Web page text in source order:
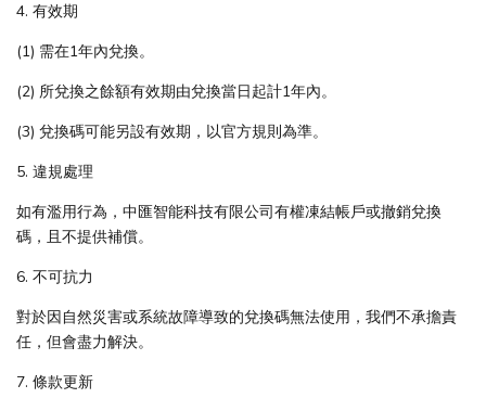
4. 有效期
(1) 需在1年內兌換。
(2) 所兌換之餘額有效期由兌換當日起計1年內。
(3) 兌換碼可能另設有效期，以官方規則為準。
5. 違規處理
如有濫用行為，中匯智能科技有限公司有權凍結帳戶或撤銷兌換
碼，且不提供補償。
6. 不可抗力
對於因自然災害或系統故障導致的兌換碼無法使用，我們不承擔責
任，但會盡力解決。
7. 條款更新